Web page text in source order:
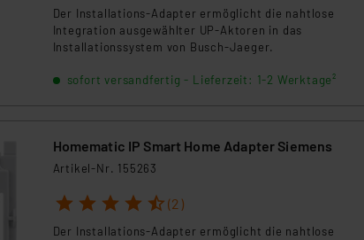
Der Installations-Adapter ermöglicht die nahtlose
Integration ausgewählter UP-Aktoren in das
Installationssystem von Busch-Jaeger.
sofort versandfertig - Lieferzeit: 1-2 Werktage²
Homematic IP Smart Home Adapter Siemens
Artikel-Nr. 155263
1 2 3 4 5 (2)
Der Installations-Adapter ermöglicht die nahtlose